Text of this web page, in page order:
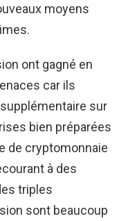
moyens
ont gagné en
car ils
sur
bien préparées
de cryptomonnaie
à des
triples
sont beaucoup